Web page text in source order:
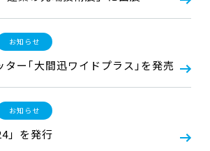
お知らせ
ター｢大間迅ワイドプラス｣を発売
お知らせ
」を発行